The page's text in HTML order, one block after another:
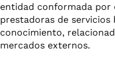
entidad conformada por
prestadoras de servicios
conocimiento,
mercados externos.